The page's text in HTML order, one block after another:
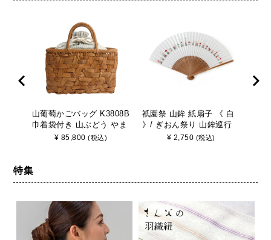
山葡萄かごバッグ K3808B
巾着袋付き 山ぶどう やま
ぶどう 手作り さんび
¥ 85,800 (税込)
祇園祭 山鉾 紙扇子 《 白
》/ ぎおん祭り 山鉾巡行
京都 さんび
¥ 2,750 (税込)
特集